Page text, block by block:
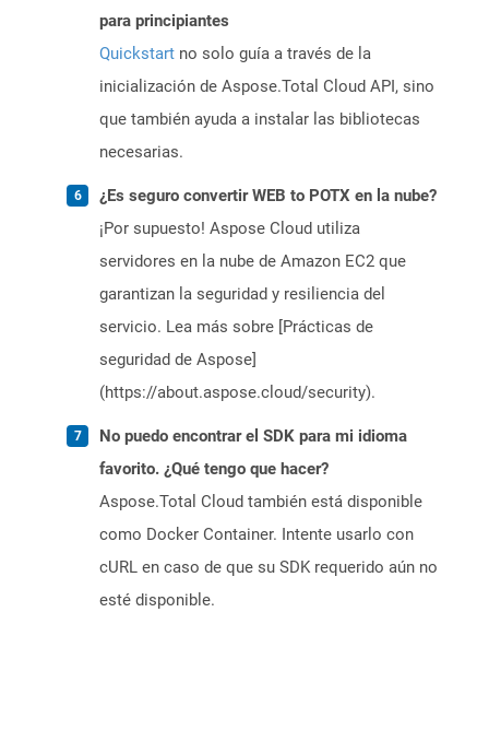
para principiantes
Quickstart no solo guía a través de la
inicialización de Aspose.Total Cloud API, sino
que también ayuda a instalar las bibliotecas
necesarias.
¿Es seguro convertir WEB to POTX en la nube?
¡Por supuesto! Aspose Cloud utiliza
servidores en la nube de Amazon EC2 que
garantizan la seguridad y resiliencia del
servicio. Lea más sobre [Prácticas de
seguridad de Aspose]
(https://about.aspose.cloud/security).
No puedo encontrar el SDK para mi idioma
favorito. ¿Qué tengo que hacer?
Aspose.Total Cloud también está disponible
como Docker Container. Intente usarlo con
cURL en caso de que su SDK requerido aún no
esté disponible.